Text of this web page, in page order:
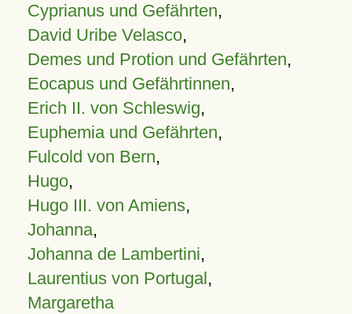
Cyprianus und Gefährten,
David Uribe Velasco,
Demes und Protion und Gefährten,
Eocapus und Gefährtinnen,
Erich II. von Schleswig,
Euphemia und Gefährten,
Fulcold von Bern,
Hugo,
Hugo III. von Amiens,
Johanna,
Johanna de Lambertini,
Laurentius von Portugal,
Margaretha